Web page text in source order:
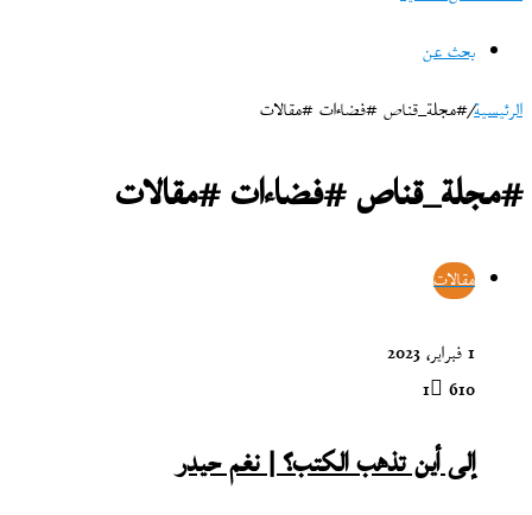
بحث عن
الرئيسية/#مجلة_قناص #فضاءات #مقالات
#مجلة_قناص #فضاءات #مقالات
مقالات
1 فبراير، 2023
1 610
إلى أين تذهب الكتب؟ | نغم حيدر